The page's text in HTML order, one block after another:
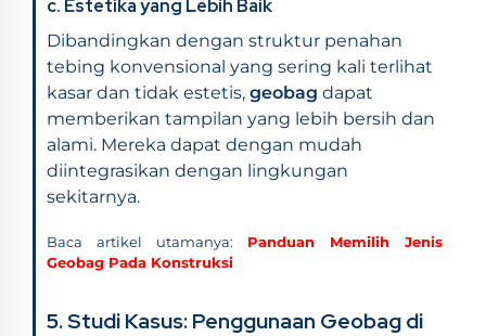
c. Estetika yang Lebih Baik
Dibandingkan dengan struktur penahan
tebing konvensional yang sering kali terlihat
kasar dan tidak estetis, geobag dapat
memberikan tampilan yang lebih bersih dan
alami. Mereka dapat dengan mudah
diintegrasikan dengan lingkungan
sekitarnya.
Baca artikel utamanya: Panduan Memilih Jenis
Geobag Pada Konstruksi
5. Studi Kasus: Penggunaan Geobag di